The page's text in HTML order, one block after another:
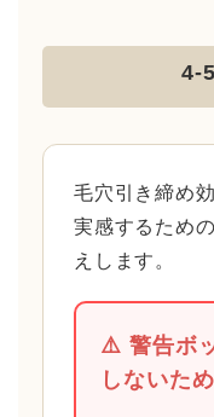
4-
毛穴引き締め
実感するため
えします。
⚠️ 警告ボ
しないた